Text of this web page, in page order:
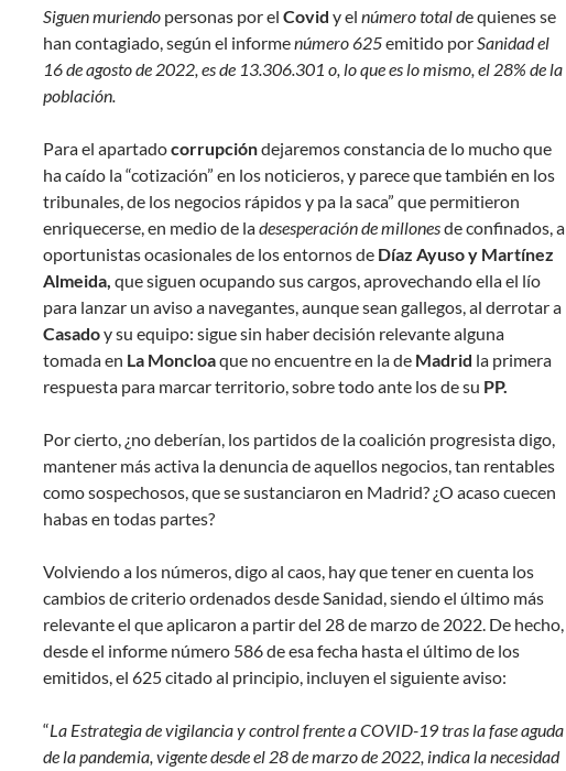
Siguen muriendo personas por el Covid y el número total de quienes se
han contagiado, según el informenúmero 625emitido porSanidad el
16 de agosto de 2022, es de 13.306.301 o, lo que es lo mismo, el 28% de la
población.
Para el apartadocorrupcióndejaremos constancia de lo mucho que
ha caído la “cotización” en los noticieros, y parece que también en los
tribunales, de los negocios rápidos y pa la saca” que permitieron
enriquecerse, en medio de ladesesperación de millonesde confinados, a
oportunistas ocasionales de los entornos de Díaz Ayuso y Martínez
Almeida, que siguen ocupando sus cargos, aprovechando ella el lío
para lanzar un aviso a navegantes, aunque sean gallegos, al derrotar a
Casadoy su equipo: sigue sin haber decisión relevante alguna
tomada en La Moncloaque no encuentre en la de Madrid la primera
respuesta para marcar territorio, sobre todo ante los de su PP.
Por cierto, ¿no deberían, los partidos de la coalición progresista digo,
mantener más activa la denuncia de aquellos negocios, tan rentables
como sospechosos, que se sustanciaron en Madrid? ¿O acaso cuecen
habas en todas partes?
Volviendo a los números, digo al caos, hay que tener en cuenta los
cambios de criterio ordenados desde Sanidad, siendo el último más
relevante el que aplicaron a partir del 28 de marzo de 2022. De hecho,
desde el informe número 586 de esa fecha hasta el último de los
emitidos, el 625 citado al principio, incluyen el siguiente aviso:
“La Estrategia de vigilancia y control frente a COVID-19 tras la fase aguda
de la pandemia, vigente desde el 28 de marzo de 2022, indica la necesidad